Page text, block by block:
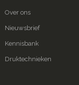
Over ons
Nieuwsbrief
Kennisbank
Druktechnieken